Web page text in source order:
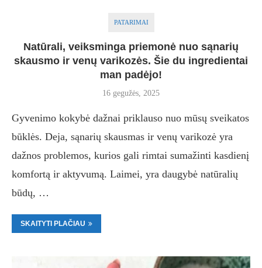
PATARIMAI
Natūrali, veiksminga priemonė nuo sąnarių
skausmo ir venų varikozės. Šie du ingredientai
man padėjo!
16 gegužės, 2025
Gyvenimo kokybė dažnai priklauso nuo mūsų sveikatos
būklės. Deja, sąnarių skausmas ir venų varikozė yra
dažnos problemos, kurios gali rimtai sumažinti kasdienį
komfortą ir aktyvumą. Laimei, yra daugybė natūralių
būdų, …
SKAITYTI PLAČIAU